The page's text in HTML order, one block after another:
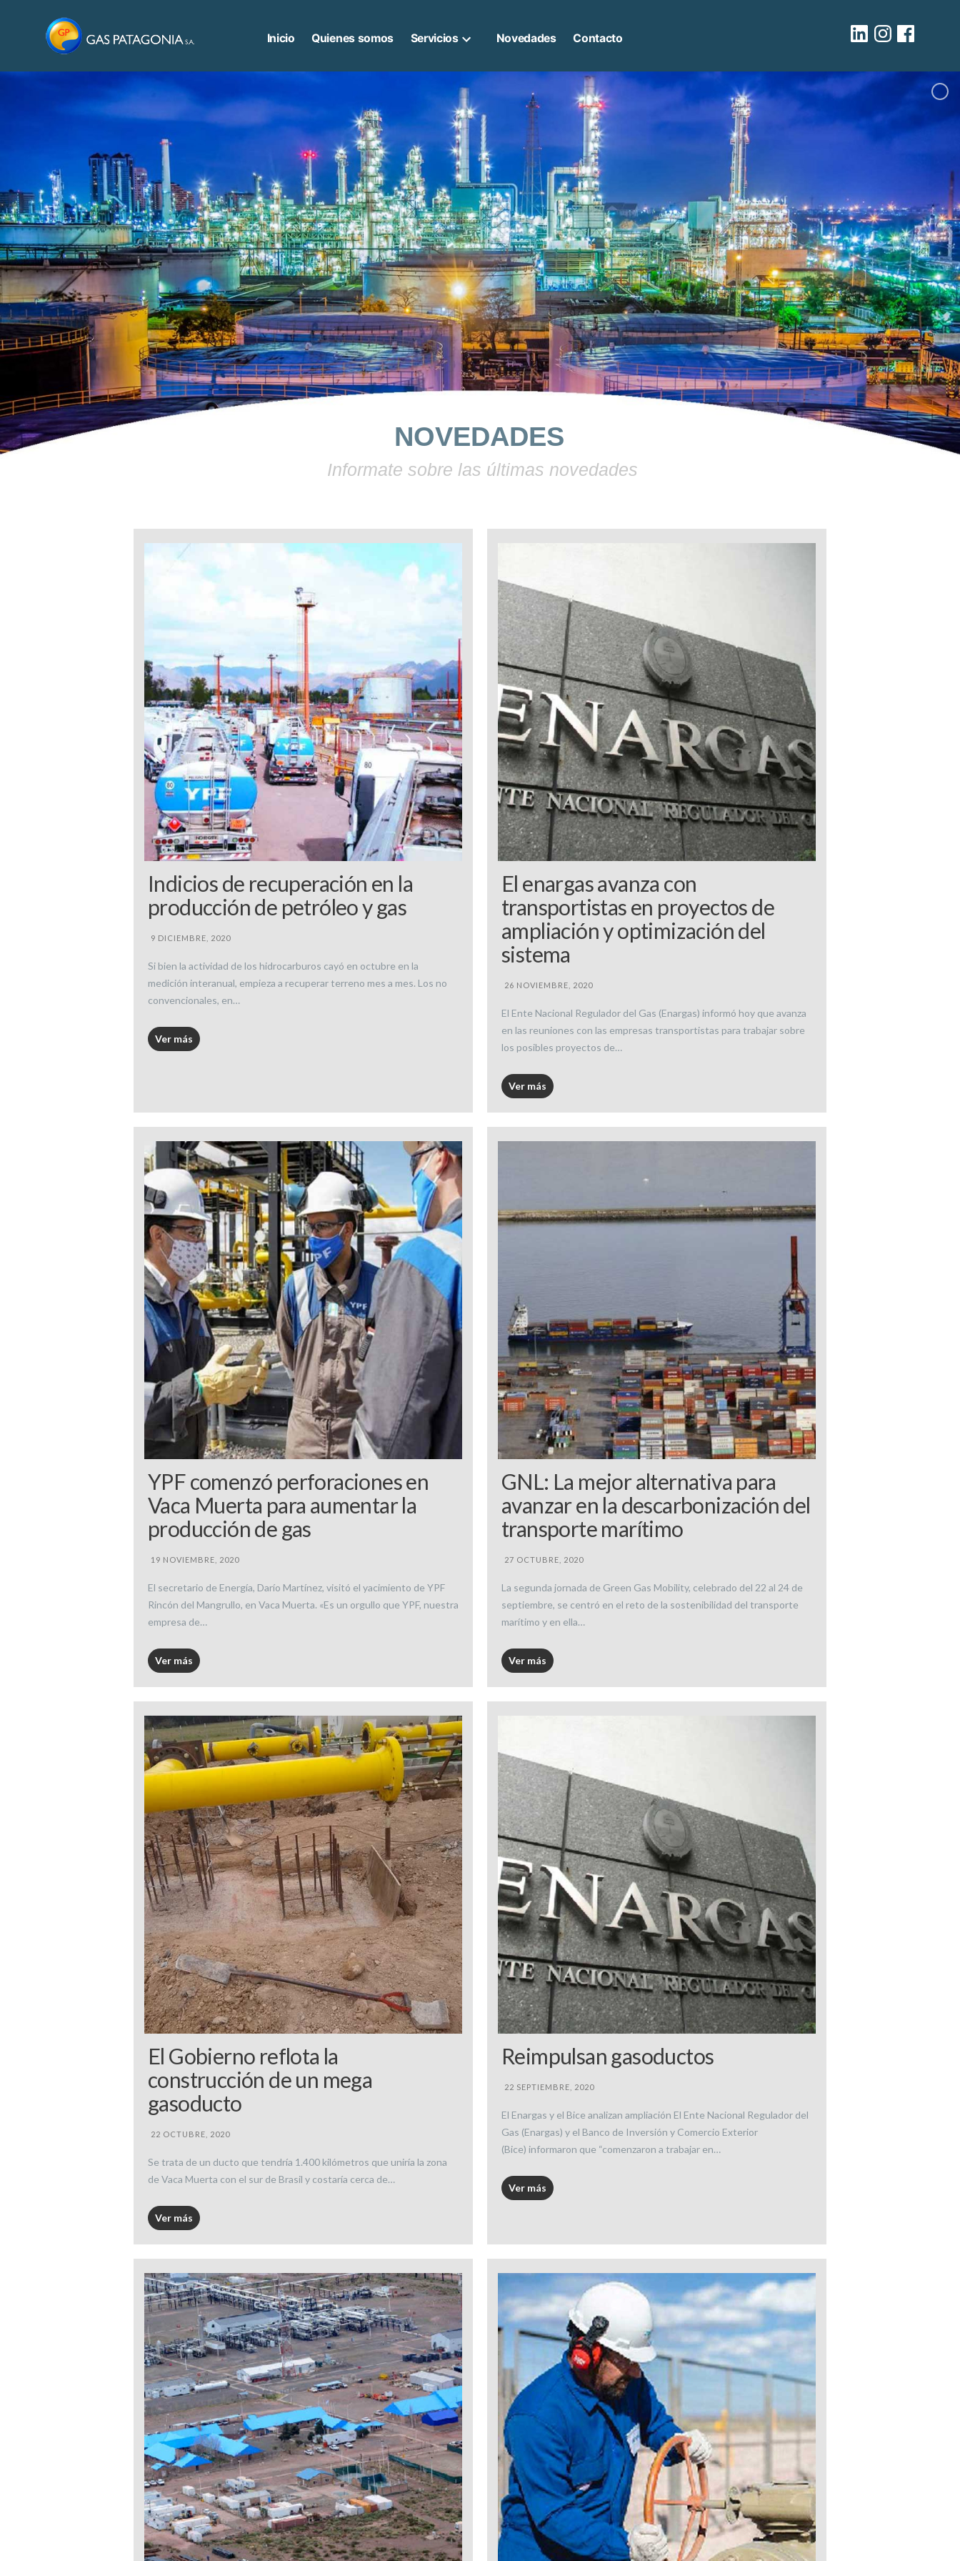
Inicio Quienes somos Servicios Novedades Contacto
facebook
Instagram
Linkedin
NOVEDADES
Informate sobre las últimas novedades
Indicios de recuperación en la
producción de petróleo y gas
9 DICIEMBRE, 2020
Si bien la actividad de los hidrocarburos cayó en octubre en la
medición interanual, empieza a recuperar terreno mes a mes. Los no
convencionales, en…
Ver más
El enargas avanza con
transportistas en proyectos de
ampliación y optimización del
sistema
26 NOVIEMBRE, 2020
El Ente Nacional Regulador del Gas (Enargas) informó hoy que avanza
en las reuniones con las empresas transportistas para trabajar sobre
los posibles proyectos de…
Ver más
YPF comenzó perforaciones en
Vaca Muerta para aumentar la
producción de gas
19 NOVIEMBRE, 2020
El secretario de Energía, Darío Martínez, visitó el yacimiento de YPF
Rincón del Mangrullo, en Vaca Muerta. «Es un orgullo que YPF, nuestra
empresa de…
Ver más
GNL: La mejor alternativa para
avanzar en la descarbonización del
transporte marítimo
27 OCTUBRE, 2020
La segunda jornada de Green Gas Mobility, celebrado del 22 al 24 de
septiembre, se centró en el reto de la sostenibilidad del transporte
marítimo y en ella…
Ver más
El Gobierno reflota la
construcción de un mega
gasoducto
22 OCTUBRE, 2020
Se trata de un ducto que tendría 1.400 kilómetros que uniría la zona
de Vaca Muerta con el sur de Brasil y costaría cerca de…
Ver más
Reimpulsan gasoductos
22 SEPTIEMBRE, 2020
El Enargas y el Bice analizan ampliación El Ente Nacional Regulador del
Gas (Enargas) y el Banco de Inversión y Comercio Exterior
(Bice) informaron que “comenzaron a trabajar en…
Ver más